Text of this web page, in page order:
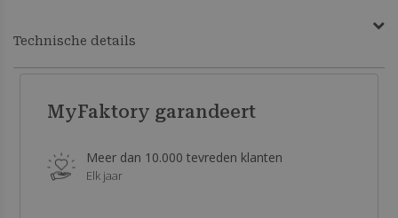
Technische details
MyFaktory garandeert
Meer dan 10.000 tevreden klanten
Elk jaar